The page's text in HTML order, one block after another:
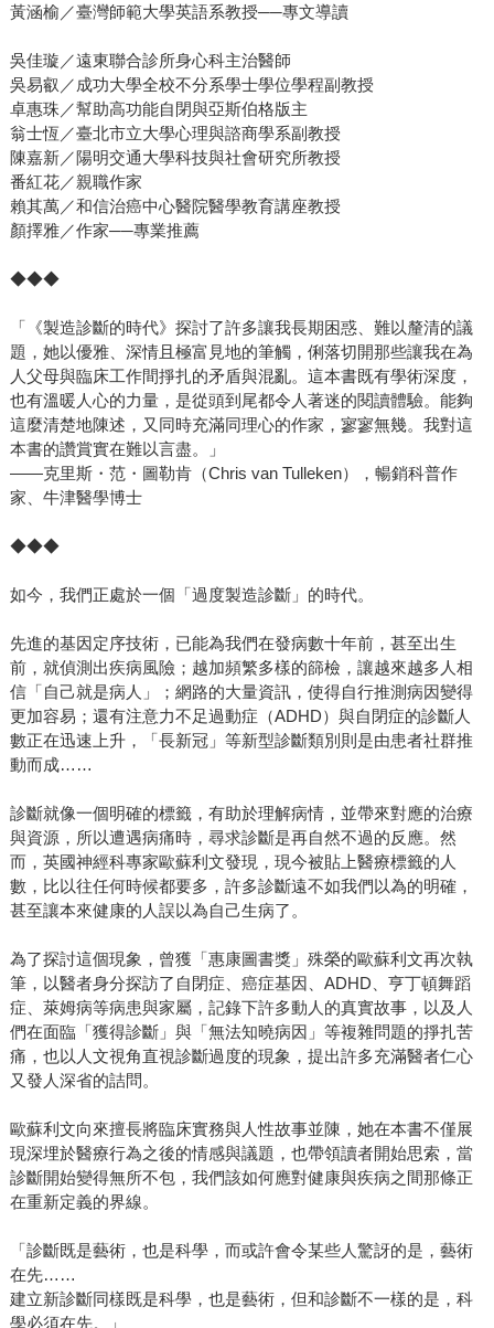
自閉族群發言的往往是能勉強戴上面具的輕度患者，於是大
亞成了自閉症邊緣人，甚至進不了自閉症學校。 這正是過度
診斷造成的現象之一。 一個診斷（標籤）的影響力遠遠超乎
我們想像，能夠牽動一個人的身分、整個社會的價值觀，影
響著醫療與社會資源，也可能體現在醫病關係裡不對等的權
力。讀完這本書，我大概能夠明白，除了尋求解方，安頓自
我或許會是診斷之所以存在的價值之一。重要的是，就像作
者最後的呼籲，無論醫者、患者，乃至家屬，都該學習傾
黃涵榆／臺灣師範大學英語系教授──專文導讀
吳佳璇／遠東聯合診所身心科主治醫師
吳易叡／成功大學全校不分系學士學位學程副教授
卓惠珠／幫助高功能自閉與亞斯伯格版主
翁士恆／臺北市立大學心理與諮商學系副教授
陳嘉新／陽明交通大學科技與社會研究所教授
番紅花／親職作家
賴其萬／和信治癌中心醫院醫學教育講座教授
顏擇雅／作家──專業推薦
◆◆◆
「《製造診斷的時代》探討了許多讓我長期困惑、難以釐清的議
題，她以優雅、深情且極富見地的筆觸，俐落切開那些讓我在為
人父母與臨床工作間掙扎的矛盾與混亂。這本書既有學術深度，
也有溫暖人心的力量，是從頭到尾都令人著迷的閱讀體驗。能夠
這麼清楚地陳述，又同時充滿同理心的作家，寥寥無幾。我對這
本書的讚賞實在難以言盡。」
——克里斯・范・圖勒肯（Chris van Tulleken），暢銷科普作
家、牛津醫學博士
◆◆◆
如今，我們正處於一個「過度製造診斷」的時代。
先進的基因定序技術，已能為我們在發病數十年前，甚至出生
前，就偵測出疾病風險；越加頻繁多樣的篩檢，讓越來越多人相
信「自己就是病人」；網路的大量資訊，使得自行推測病因變得
更加容易；還有注意力不足過動症（ADHD）與自閉症的診斷人
數正在迅速上升，「長新冠」等新型診斷類別則是由患者社群推
動而成……
診斷就像一個明確的標籤，有助於理解病情，並帶來對應的治療
與資源，所以遭遇病痛時，尋求診斷是再自然不過的反應。然
而，英國神經科專家歐蘇利文發現，現今被貼上醫療標籤的人
數，比以往任何時候都要多，許多診斷遠不如我們以為的明確，
甚至讓本來健康的人誤以為自己生病了。
為了探討這個現象，曾獲「惠康圖書獎」殊榮的歐蘇利文再次執
筆，以醫者身分探訪了自閉症、癌症基因、ADHD、亨丁頓舞蹈
症、萊姆病等病患與家屬，記錄下許多動人的真實故事，以及人
們在面臨「獲得診斷」與「無法知曉病因」等複雜問題的掙扎苦
痛，也以人文視角直視診斷過度的現象，提出許多充滿醫者仁心
又發人深省的詰問。
歐蘇利文向來擅長將臨床實務與人性故事並陳，她在本書不僅展
現深埋於醫療行為之後的情感與議題，也帶領讀者開始思索，當
診斷開始變得無所不包，我們該如何應對健康與疾病之間那條正
在重新定義的界線。
「診斷既是藝術，也是科學，而或許會令某些人驚訝的是，藝術
在先……
建立新診斷同樣既是科學，也是藝術，但和診斷不一樣的是，科
學必須在先。」